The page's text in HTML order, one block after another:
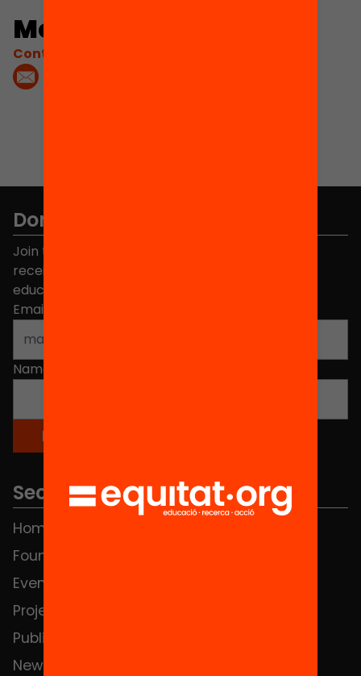
Mercè Gisbert
Contacta'm:
Don't miss anything.
Join the more than 40,000 people who already
receive news about initiatives and projects for
educational change in Catalonia.
Email address
Name
Sections
Home
Foundation
Events
Projects
Publications and videos
News